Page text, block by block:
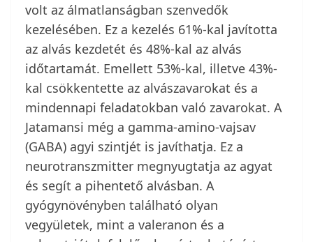
volt az álmatlanságban szenvedők
kezelésében. Ez a kezelés 61%-kal javította
az alvás kezdetét és 48%-kal az alvás
időtartamát. Emellett 53%-kal, illetve 43%-
kal csökkentette az alvászavarokat és a
mindennapi feladatokban való zavarokat. A
Jatamansi még a gamma-amino-vajsav
(GABA) agyi szintjét is javíthatja. Ez a
neurotranszmitter megnyugtatja az agyat
és segít a pihentető alvásban. A
gyógynövényben található olyan
vegyületek, mint a valeranon és a